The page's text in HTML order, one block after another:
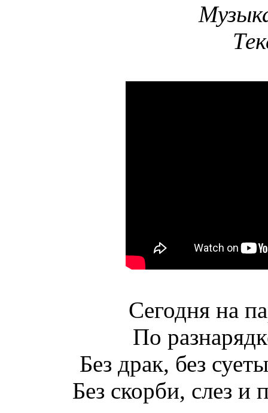
Сегодня на
По
Без драк, без
Без скорби, слез и